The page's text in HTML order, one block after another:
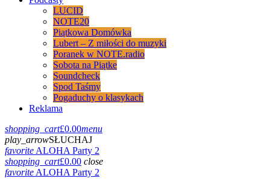
LUCID
NOTE20
Piątkowa Domówka
Lubert – Z miłości do muzyki
Poranek w NOTE.radio
Sobota na Piątke
Soundcheck
Spod Taśmy
Pogaduchy o klasykach
Reklama
shopping_cart£0.00menu
play_arrowSŁUCHAJ
favoriteALOHA Party 2
shopping_cart£0.00 close
favoriteALOHA Party 2